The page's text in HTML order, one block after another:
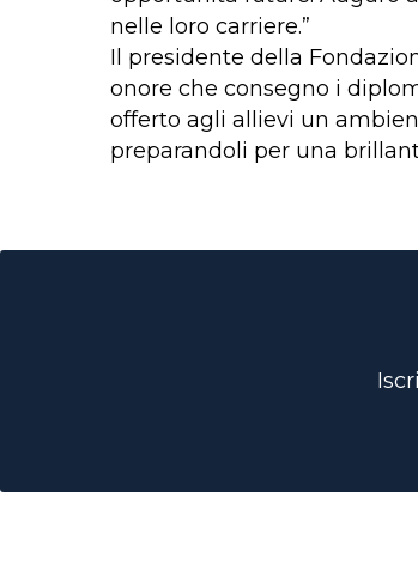
nelle loro carriere.”
Il presidente della
onore che consegno i
offerto agli allievi un
preparandoli per una